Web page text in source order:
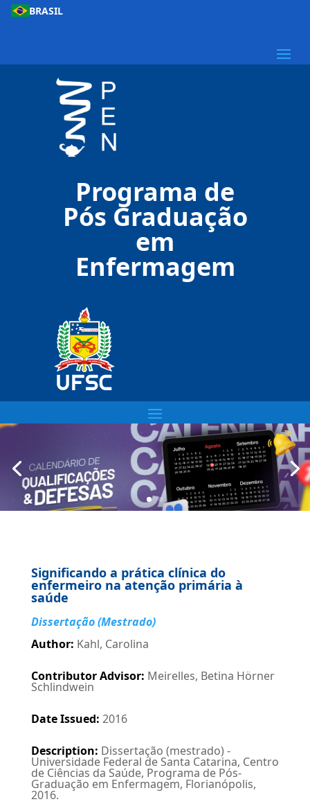
BRASIL
Programa de
Pós Graduação
em
Enfermagem
Significando a prática clínica do
enfermeiro na atenção primária à
saúde
Dissertação (Mestrado)
Author: Kahl, Carolina
Contributor Advisor: Meirelles, Betina Hörner
Schlindwein
Date Issued: 2016
Description: Dissertação (mestrado) -
Universidade Federal de Santa Catarina, Centro
de Ciências da Saúde, Programa de Pós-
Graduação em Enfermagem, Florianópolis,
2016.